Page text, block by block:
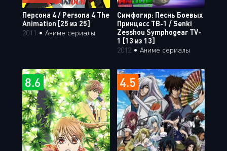
Персона 4 / Persona 4 The
Animation [25 из 25]
2011 • Аниме сериалы
Симфогир: Песнь Боевых
Принцесс ТВ-1 / Senki
Zesshou Symphogear TV-
1 [13 из 13]
2012 • Аниме сериалы
8.6 4.5